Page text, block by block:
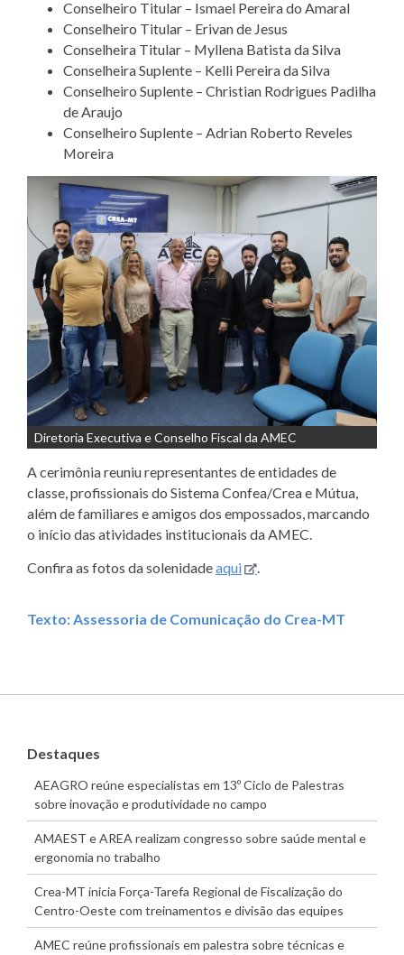
Conselheiro Titular – Ismael Pereira do Amaral
Conselheiro Titular – Erivan de Jesus
Conselheira Titular – Myllena Batista da Silva
Conselheira Suplente – Kelli Pereira da Silva
Conselheiro Suplente – Christian Rodrigues Padilha
de Araujo
Conselheiro Suplente – Adrian Roberto Reveles
Moreira
Diretoria Executiva e Conselho Fiscal da AMEC
A cerimônia reuniu representantes de entidades de
classe, profissionais do Sistema Confea/Crea e Mútua,
além de familiares e amigos dos empossados, marcando
o início das atividades institucionais da AMEC.
Confira as fotos da solenidadeaqui
Texto: Assessoria de Comunicação do Crea-MT
Destaques
AEAGRO reúne especialistas em 13º Ciclo de Palestras
sobre inovação e produtividade no campo
AMAEST e AREA realizam congresso sobre saúde mental e
ergonomia no trabalho
Crea-MT inicia Força-Tarefa Regional de Fiscalização do
Centro-Oeste com treinamentos e divisão das equipes
AMEC reúne profissionais em palestra sobre técnicas e